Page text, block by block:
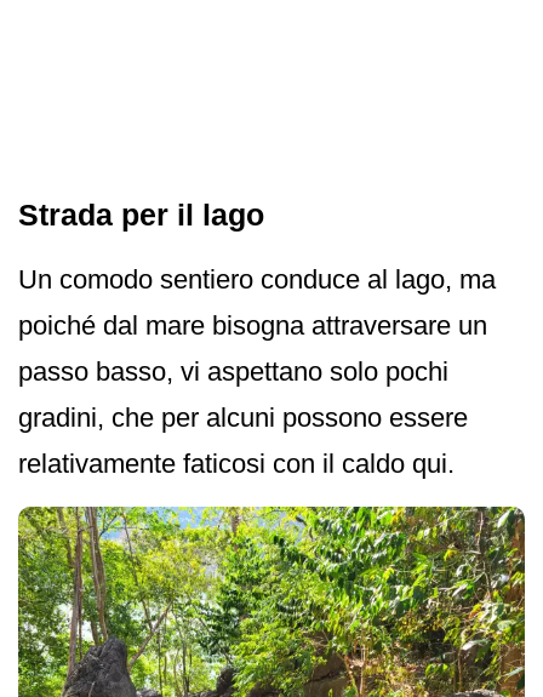
Strada per il lago
Un comodo sentiero conduce al lago, ma
poiché dal mare bisogna attraversare un
passo basso, vi aspettano solo pochi
gradini, che per alcuni possono essere
relativamente faticosi con il caldo qui.